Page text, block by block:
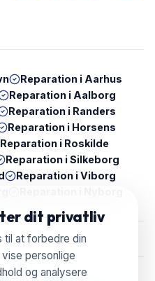
dit privatliv
til at forbedre din
personlige
og analysere
Reparation i Aarhus
Reparation i Aalborg
Reparation i Randers
Reparation i Horsens
Reparation i Roskilde
Reparation i Silkeborg
Reparation i Viborg